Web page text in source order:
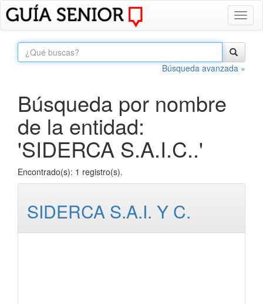
Búsqueda avanzada »
Búsqueda por nombre
de la entidad:
'SIDERCA S.A.I.C..'
Encontrado(s): 1 registro(s).
SIDERCA S.A.I. Y C.